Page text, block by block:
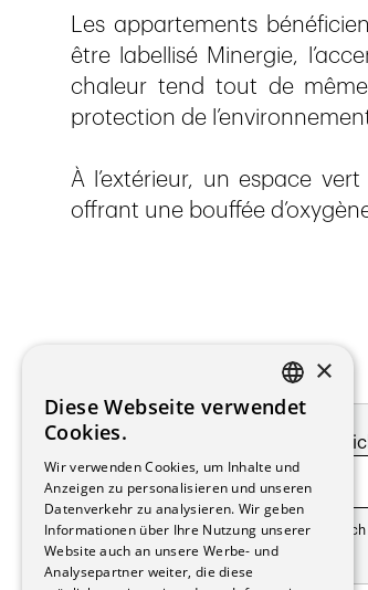
Les appartements
être labellisé Minergie,
chaleur tend tout de
protection de
À l’extérieur, un espace
offrant une bouffée
Melde dich für unseren
Mit der Registrierung erklären Sie
Datenschutzrichtlinie
FRENCH
×
Diese Webseite verwendet
Cookies.
Wir verwenden Cookies, um Inhalte und
Anzeigen zu personalisieren und unseren
Datenverkehr zu analysieren. Wir geben
Informationen über Ihre Nutzung unserer
Website auch an unsere Werbe- und
Analysepartner weiter, die diese